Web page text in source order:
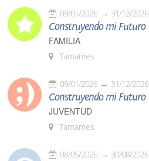
09/01/2026 31/12/2026
Construyendo mi Futuro
FAMILIA
Tamames
09/01/2026 31/12/2026
Construyendo mi Futuro
JUVENTUD
Tamames
08/05/2026 30/08/2026